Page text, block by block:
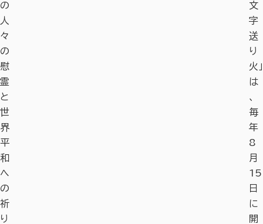
の
人
々
の
慰
霊
と
世
界
平
和
へ
の
祈
り
文
字
送
り
火」
は
、
毎
年
8
月
15
日
に
開